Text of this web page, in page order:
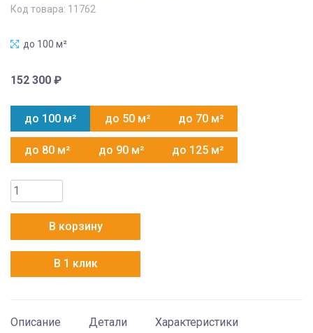
Код товара: 11762
до 100 м²
152 300 ₽
до 100 м² до 50 м² до 70 м²
до 80 м² до 90 м² до 125 м²
Количество
товара
5U34HS1ERA
В корзину
В 1 клик
Описание Детали Характеристики